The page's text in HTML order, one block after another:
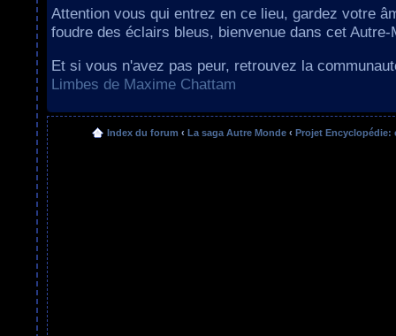
Attention vous qui entrez en ce lieu, gardez votre
foudre des éclairs bleus, bienvenue dans cet Autre-
Et si vous n'avez pas peur, retrouvez la
Limbes de Maxime Chattam
Index du forum ‹ La saga Autre Monde ‹ Projet Encyclopédie: